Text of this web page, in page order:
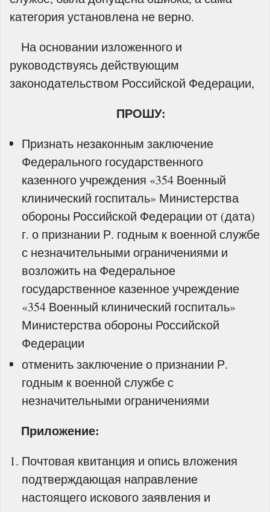
категория установлена не верно.
На основании изложенного и
руководствуясь действующим
законодательством Российской Федерации,
ПРОШУ:
Признать незаконным заключение
Федерального государственного
казенного учреждения «354 Военный
клинический госпиталь» Министерства
обороны Российской Федерации от (дата)
г. о признании Р. годным к военной службе
с незначительными ограничениями и
возложить на Федеральное
государственное казенное учреждение
«354 Военный клинический госпиталь»
Министерства обороны Российской
Федерации
отменить заключение о признании Р.
годным к военной службе с
незначительными ограничениями
Приложение:
Почтовая квитанция и опись вложения
подтверждающая направление
настоящего искового заявления и